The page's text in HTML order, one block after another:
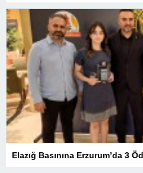
Elazığ Basınına Erzurum’da 3